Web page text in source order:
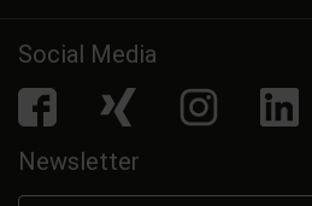
Social Media
facebook Xing Instagram LinkedIn
Newsletter